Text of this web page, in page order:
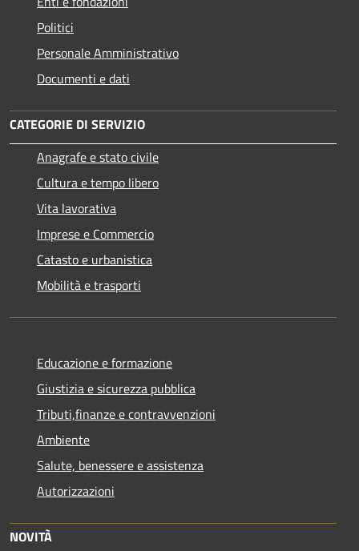
Politici
Personale Amministrativo
Documenti e dati
CATEGORIE DI SERVIZIO
Anagrafe e stato civile
Cultura e tempo libero
Vita lavorativa
Imprese e Commercio
Catasto e urbanistica
Mobilità e trasporti
Educazione e formazione
Giustizia e sicurezza pubblica
Tributi,finanze e contravvenzioni
Ambiente
Salute, benessere e assistenza
Autorizzazioni
NOVITÀ